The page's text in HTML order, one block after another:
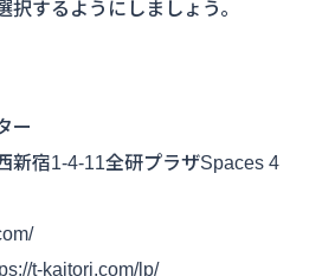
択するようにしましょう。
ー
新宿1-4-11全研プラザSpaces 4
t-kaitori.com/lp/